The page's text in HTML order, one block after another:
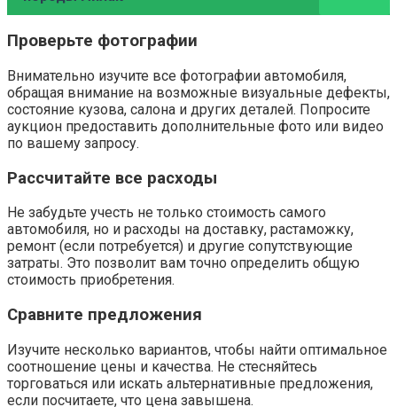
Проверьте фотографии
Внимательно изучите все фотографии автомобиля,
обращая внимание на возможные визуальные дефекты,
состояние кузова, салона и других деталей. Попросите
аукцион предоставить дополнительные фото или видео
по вашему запросу.
Рассчитайте все расходы
Не забудьте учесть не только стоимость самого
автомобиля, но и расходы на доставку, растаможку,
ремонт (если потребуется) и другие сопутствующие
затраты. Это позволит вам точно определить общую
стоимость приобретения.
Сравните предложения
Изучите несколько вариантов, чтобы найти оптимальное
соотношение цены и качества. Не стесняйтесь
торговаться или искать альтернативные предложения,
если посчитаете, что цена завышена.